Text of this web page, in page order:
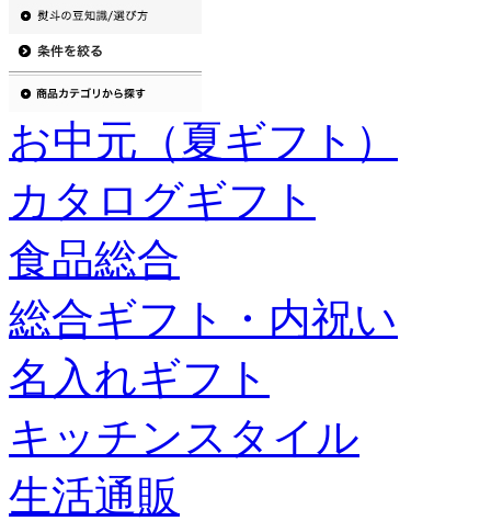
お中元（夏ギフト）
カタログギフト
食品総合
総合ギフト・内祝い
名入れギフト
キッチンスタイル
生活通販